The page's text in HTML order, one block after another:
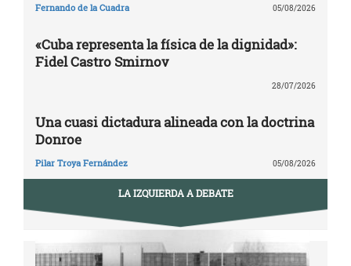
Fernando de la Cuadra 05/08/2026
«Cuba representa la física de la dignidad»:
Fidel Castro Smirnov
28/07/2026
Una cuasi dictadura alineada con la doctrina
Donroe
Pilar Troya Fernández 05/08/2026
LA IZQUIERDA A DEBATE